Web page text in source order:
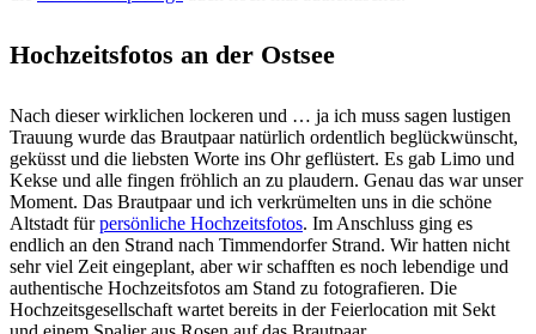
Hochzeitsfotos an der Ostsee
Nach dieser wirklichen lockeren und … ja ich muss sagen lustigen
Trauung wurde das Brautpaar natürlich ordentlich beglückwünscht,
geküsst und die liebsten Worte ins Ohr geflüstert. Es gab Limo und
Kekse und alle fingen fröhlich an zu plaudern. Genau das war unser
Moment. Das Brautpaar und ich verkrümelten uns in die schöne
Altstadt für persönliche Hochzeitsfotos. Im Anschluss ging es
endlich an den Strand nach Timmendorfer Strand. Wir hatten nicht
sehr viel Zeit eingeplant, aber wir schafften es noch lebendige und
authentische Hochzeitsfotos am Stand zu fotografieren. Die
Hochzeitsgesellschaft wartet bereits in der Feierlocation mit Sekt